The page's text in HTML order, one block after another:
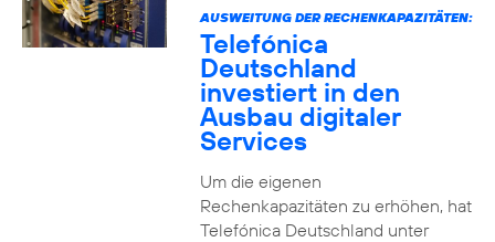
AUSWEITUNG DER RECHENKAPAZITÄTEN:
Telefónica
Deutschland
investiert in den
Ausbau digitaler
Services
Um die eigenen
Rechenkapazitäten zu erhöhen, hat
Telefónica Deutschland unter